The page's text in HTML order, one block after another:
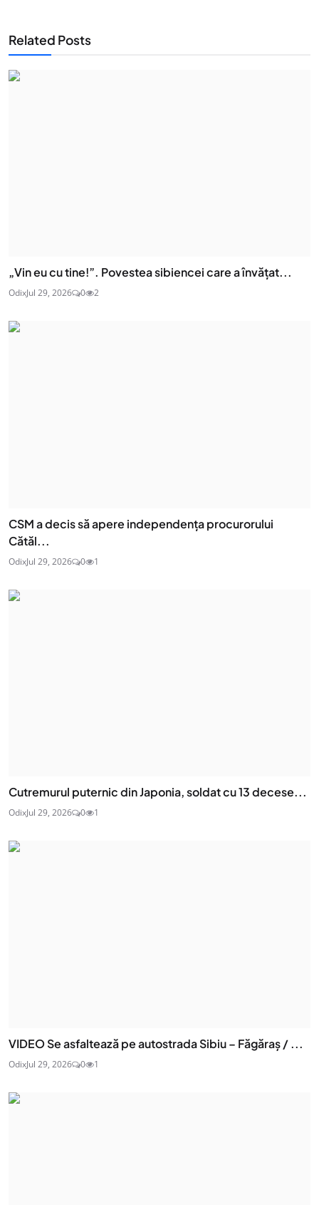
Related Posts
„Vin eu cu tine!”. Povestea sibiencei care a învățat...
OdixJul 29, 2026 0 2
CSM a decis să apere independența procurorului
Cătăl...
OdixJul 29, 2026 0 1
Cutremurul puternic din Japonia, soldat cu 13 decese...
OdixJul 29, 2026 0 1
VIDEO Se asfaltează pe autostrada Sibiu – Făgăraș / ...
OdixJul 29, 2026 0 1